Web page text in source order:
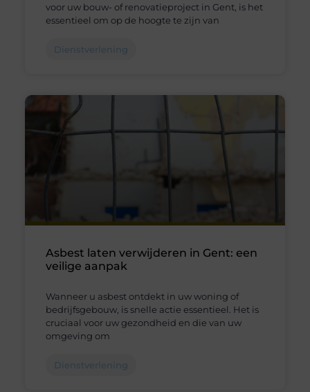
voor uw bouw- of renovatieproject in Gent, is het
essentieel om op de hoogte te zijn van
Dienstverlening
Asbest laten verwijderen in Gent: een
veilige aanpak
Wanneer u asbest ontdekt in uw woning of
bedrijfsgebouw, is snelle actie essentieel. Het is
cruciaal voor uw gezondheid en die van uw
omgeving om
Dienstverlening